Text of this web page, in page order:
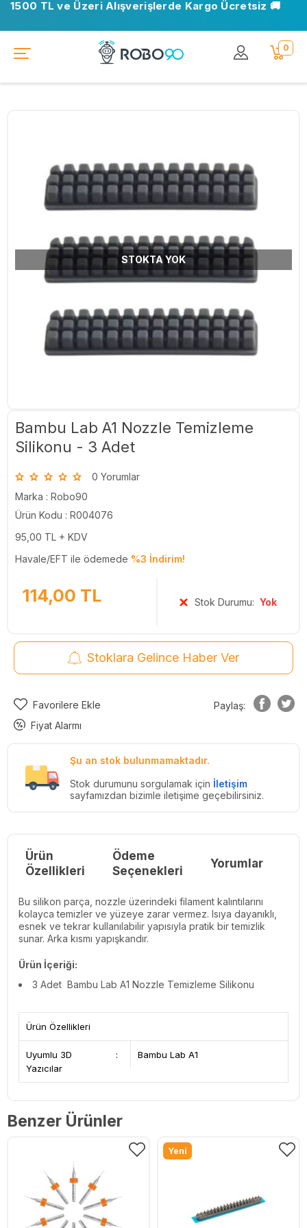
1500 TL ve Üzeri Alışverişlerde Kargo Ücretsiz 🚚
0
STOKTA YOK
Bambu Lab A1 Nozzle Temizleme
Silikonu - 3 Adet
0 Yorumlar
Marka : Robo90
Ürün Kodu : R004076
95,00 TL + KDV
Havale/EFT ile ödemede %3 İndirim!
114,00 TL Stok Durumu:Yok
Stoklara Gelince Haber Ver
Favorilere Ekle
Fiyat Alarmı
Paylaş:
Şu an stok bulunmamaktadır.
Stok durumunu sorgulamak için İletişim
sayfamızdan bizimle iletişime geçebilirsiniz.
Ürün
Özellikleri
Ödeme
Seçenekleri
Yorumlar
Bu silikon parça, nozzle üzerindeki filament kalıntılarını
kolayca temizler ve yüzeye zarar vermez. Isıya dayanıklı,
esnek ve tekrar kullanılabilir yapısıyla pratik bir temizlik
sunar. Arka kısmı yapışkandır.
Ürün İçeriği:
3 Adet Bambu Lab A1 Nozzle Temizleme Silikonu
Ürün Özellikleri
Uyumlu 3D
Yazıcılar
: Bambu Lab A1
Benzer Ürünler
Yeni